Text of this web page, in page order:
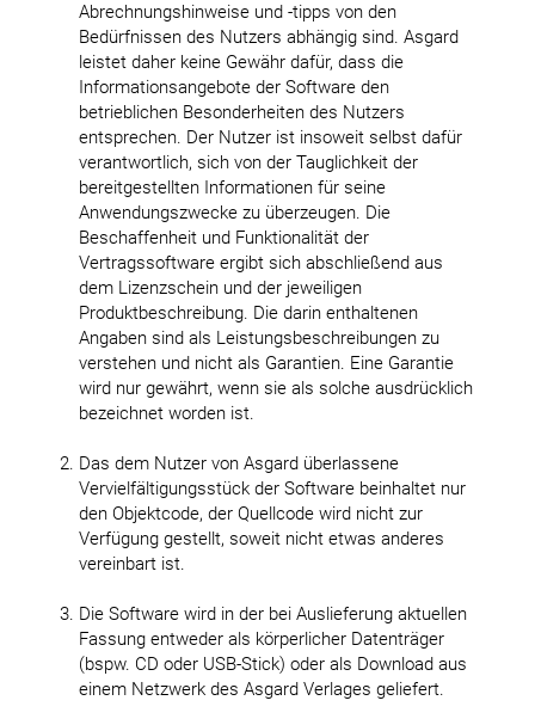
Abrechnungshinweise und -tipps von den
Bedürfnissen des Nutzers abhängig sind. Asgard
leistet daher keine Gewähr dafür, dass die
Informationsangebote der Software den
betrieblichen Besonderheiten des Nutzers
entsprechen. Der Nutzer ist insoweit selbst dafür
verantwortlich, sich von der Tauglichkeit der
bereitgestellten Informationen für seine
Anwendungszwecke zu überzeugen. Die
Beschaffenheit und Funktionalität der
Vertragssoftware ergibt sich abschließend aus
dem Lizenzschein und der jeweiligen
Produktbeschreibung. Die darin enthaltenen
Angaben sind als Leistungsbeschreibungen zu
verstehen und nicht als Garantien. Eine Garantie
wird nur gewährt, wenn sie als solche ausdrücklich
bezeichnet worden ist.
Das dem Nutzer von Asgard überlassene
Vervielfältigungsstück der Software beinhaltet nur
den Objektcode, der Quellcode wird nicht zur
Verfügung gestellt, soweit nicht etwas anderes
vereinbart ist.
Die Software wird in der bei Auslieferung aktuellen
Fassung entweder als körperlicher Datenträger
(bspw. CD oder USB-Stick) oder als Download aus
einem Netzwerk des Asgard Verlages geliefert.